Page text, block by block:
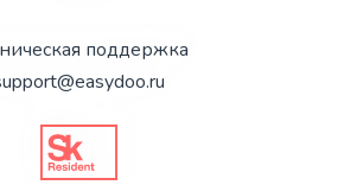
поддержка